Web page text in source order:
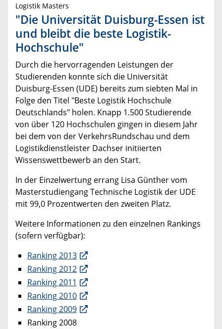
Logistik Masters
"Die Universität Duisburg-Essen ist
und bleibt die beste Logistik-
Hochschule"
Durch die hervorragenden Leistungen der
Studierenden konnte sich die Universität
Duisburg-Essen (UDE) bereits zum siebten Mal in
Folge den Titel "Beste Logistik Hochschule
Deutschlands" holen. Knapp 1.500 Studierende
von über 120 Hochschulen gingen in diesem Jahr
bei dem von der VerkehrsRundschau und dem
Logistikdienstleister Dachser initiierten
Wissenswettbewerb an den Start.
In der Einzelwertung errang Lisa Günther vom
Masterstudiengang Technische Logistik der UDE
mit 99,0 Prozentwerten den zweiten Platz.
Weitere Informationen zu den einzelnen Rankings
(sofern verfügbar):
Ranking 2013
Ranking 2012
Ranking 2011
Ranking 2010
Ranking 2009
Ranking 2008